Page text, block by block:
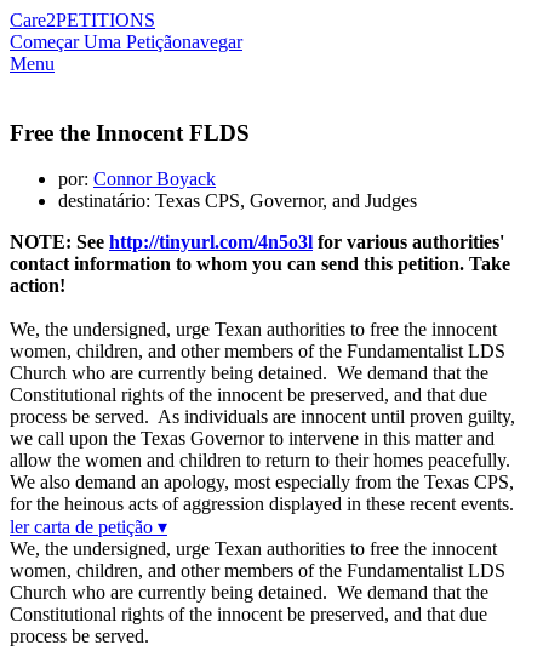
Care2PETITIONS
Começar Uma Petiçãonavegar
Menu
Free the Innocent FLDS
por: Connor Boyack
destinatário: Texas CPS, Governor, and Judges
NOTE: See http://tinyurl.com/4n5o3l for various authorities'
contact information to whom you can send this petition. Take
action!
We, the undersigned, urge Texan authorities to free the innocent
women, children, and other members of the Fundamentalist LDS
Church who are currently being detained. We demand that the
Constitutional rights of the innocent be preserved, and that due
process be served. As individuals are innocent until proven guilty,
we call upon the Texas Governor to intervene in this matter and
allow the women and children to return to their homes peacefully.
We also demand an apology, most especially from the Texas CPS,
for the heinous acts of aggression displayed in these recent events.
ler carta de petição ▾
We, the undersigned, urge Texan authorities to free the innocent
women, children, and other members of the Fundamentalist LDS
Church who are currently being detained. We demand that the
Constitutional rights of the innocent be preserved, and that due
process be served.